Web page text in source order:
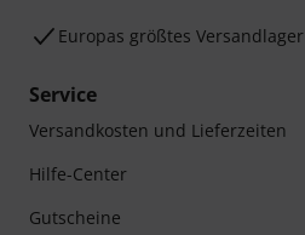
Europas größtes Versandlager
Service
Versandkosten und Lieferzeiten
Hilfe-Center
Gutscheine